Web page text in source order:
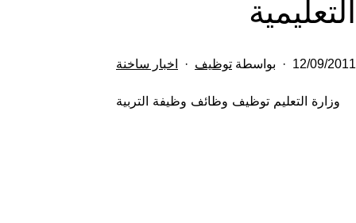
التعليمية
تم
في
12/09/2011 بواسطة توظيف
مصنف
اخبار ساخنة
وزارة التعليم توظيف وظائف وظيفة التربية